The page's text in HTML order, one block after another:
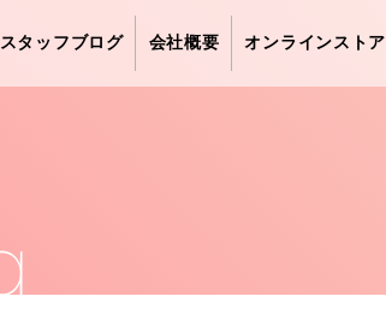
スタッフブログ 会社概要 オンラインストア